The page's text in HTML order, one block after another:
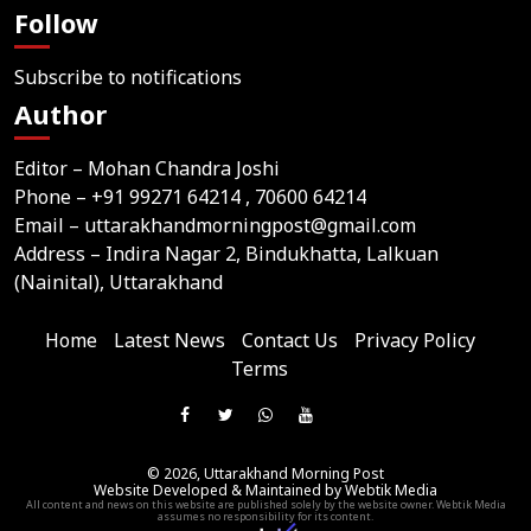
Follow
Subscribe to notifications
Author
Editor – Mohan Chandra Joshi
Phone – +91 99271 64214 , 70600 64214
Email – uttarakhandmorningpost@gmail.com
Address – Indira Nagar 2, Bindukhatta, Lalkuan
(Nainital), Uttarakhand
Home Latest News Contact Us
Privacy Policy
Terms
Like
On
Facebook
Follow
On
Twitter
Join
WhatsApp
Group
Subscribe
YouTube
Channel
on
Telegram
© 2026,Uttarakhand Morning Post
Website Developed & Maintained by Webtik Media
All content and news on this website are published solely by the website owner. Webtik Media
assumes no responsibility for its content.